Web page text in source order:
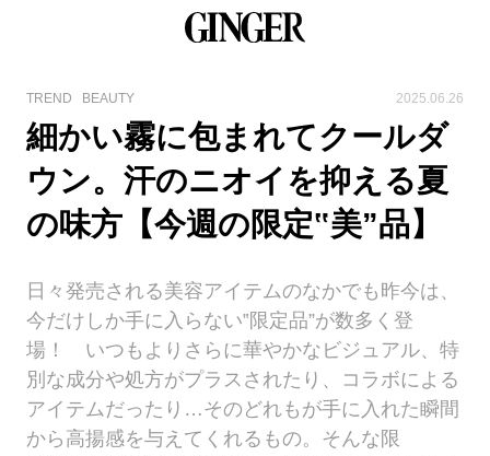
TREND BEAUTY 2025.06.26
細かい霧に包まれてクールダ
ウン。汗のニオイを抑える夏
の味方【今週の限定‟美”品】
日々発売される美容アイテムのなかでも昨今は、
今だけしか手に入らない‟限定品”が数多く登
場！ いつもよりさらに華やかなビジュアル、特
別な成分や処方がプラスされたり、コラボによる
アイテムだったり…そのどれもが手に入れた瞬間
から高揚感を与えてくれるもの。そんな限